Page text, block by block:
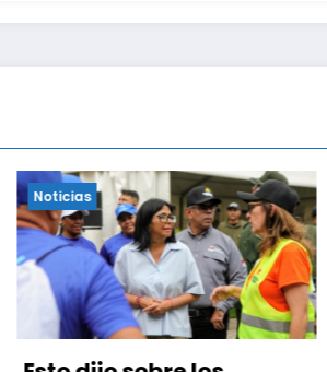
Noticias